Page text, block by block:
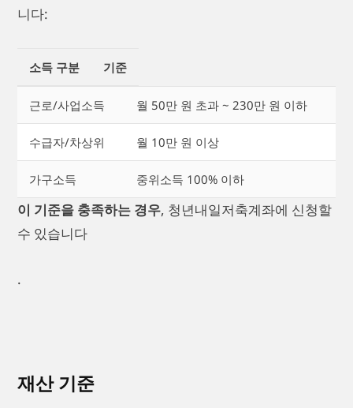
니다:
소득 구분 기준
근로/사업소득 월 50만 원 초과 ~ 230만 원 이하
수급자/차상위 월 10만 원 이상
가구소득 중위소득 100% 이하
이 기준을 충족하는 경우, 청년내일저축계좌에 신청할
수 있습니다
.
재산 기준